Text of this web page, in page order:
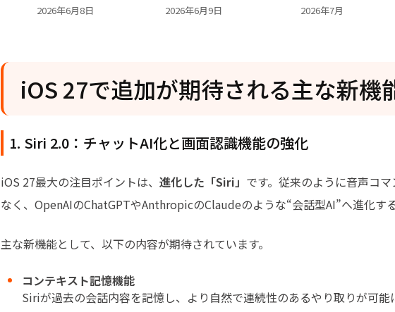
2026年6月8日 2026年6月9日 2026年7月
iOS 27で追加が期待される主な新機
1. Siri 2.0：チャットAI化と画面認識機能の強化
iOS 27最大の注目ポイントは、 進化した「Siri」 です。従来のように音声コ
なく、OpenAIのChatGPTやAnthropicのClaudeのような“会話型AI”へ進化す
主な新機能として、以下の内容が期待されています。
コンテキスト記憶機能
Siriが過去の会話内容を記憶し、より自然で連続性のあるやり取りが可能